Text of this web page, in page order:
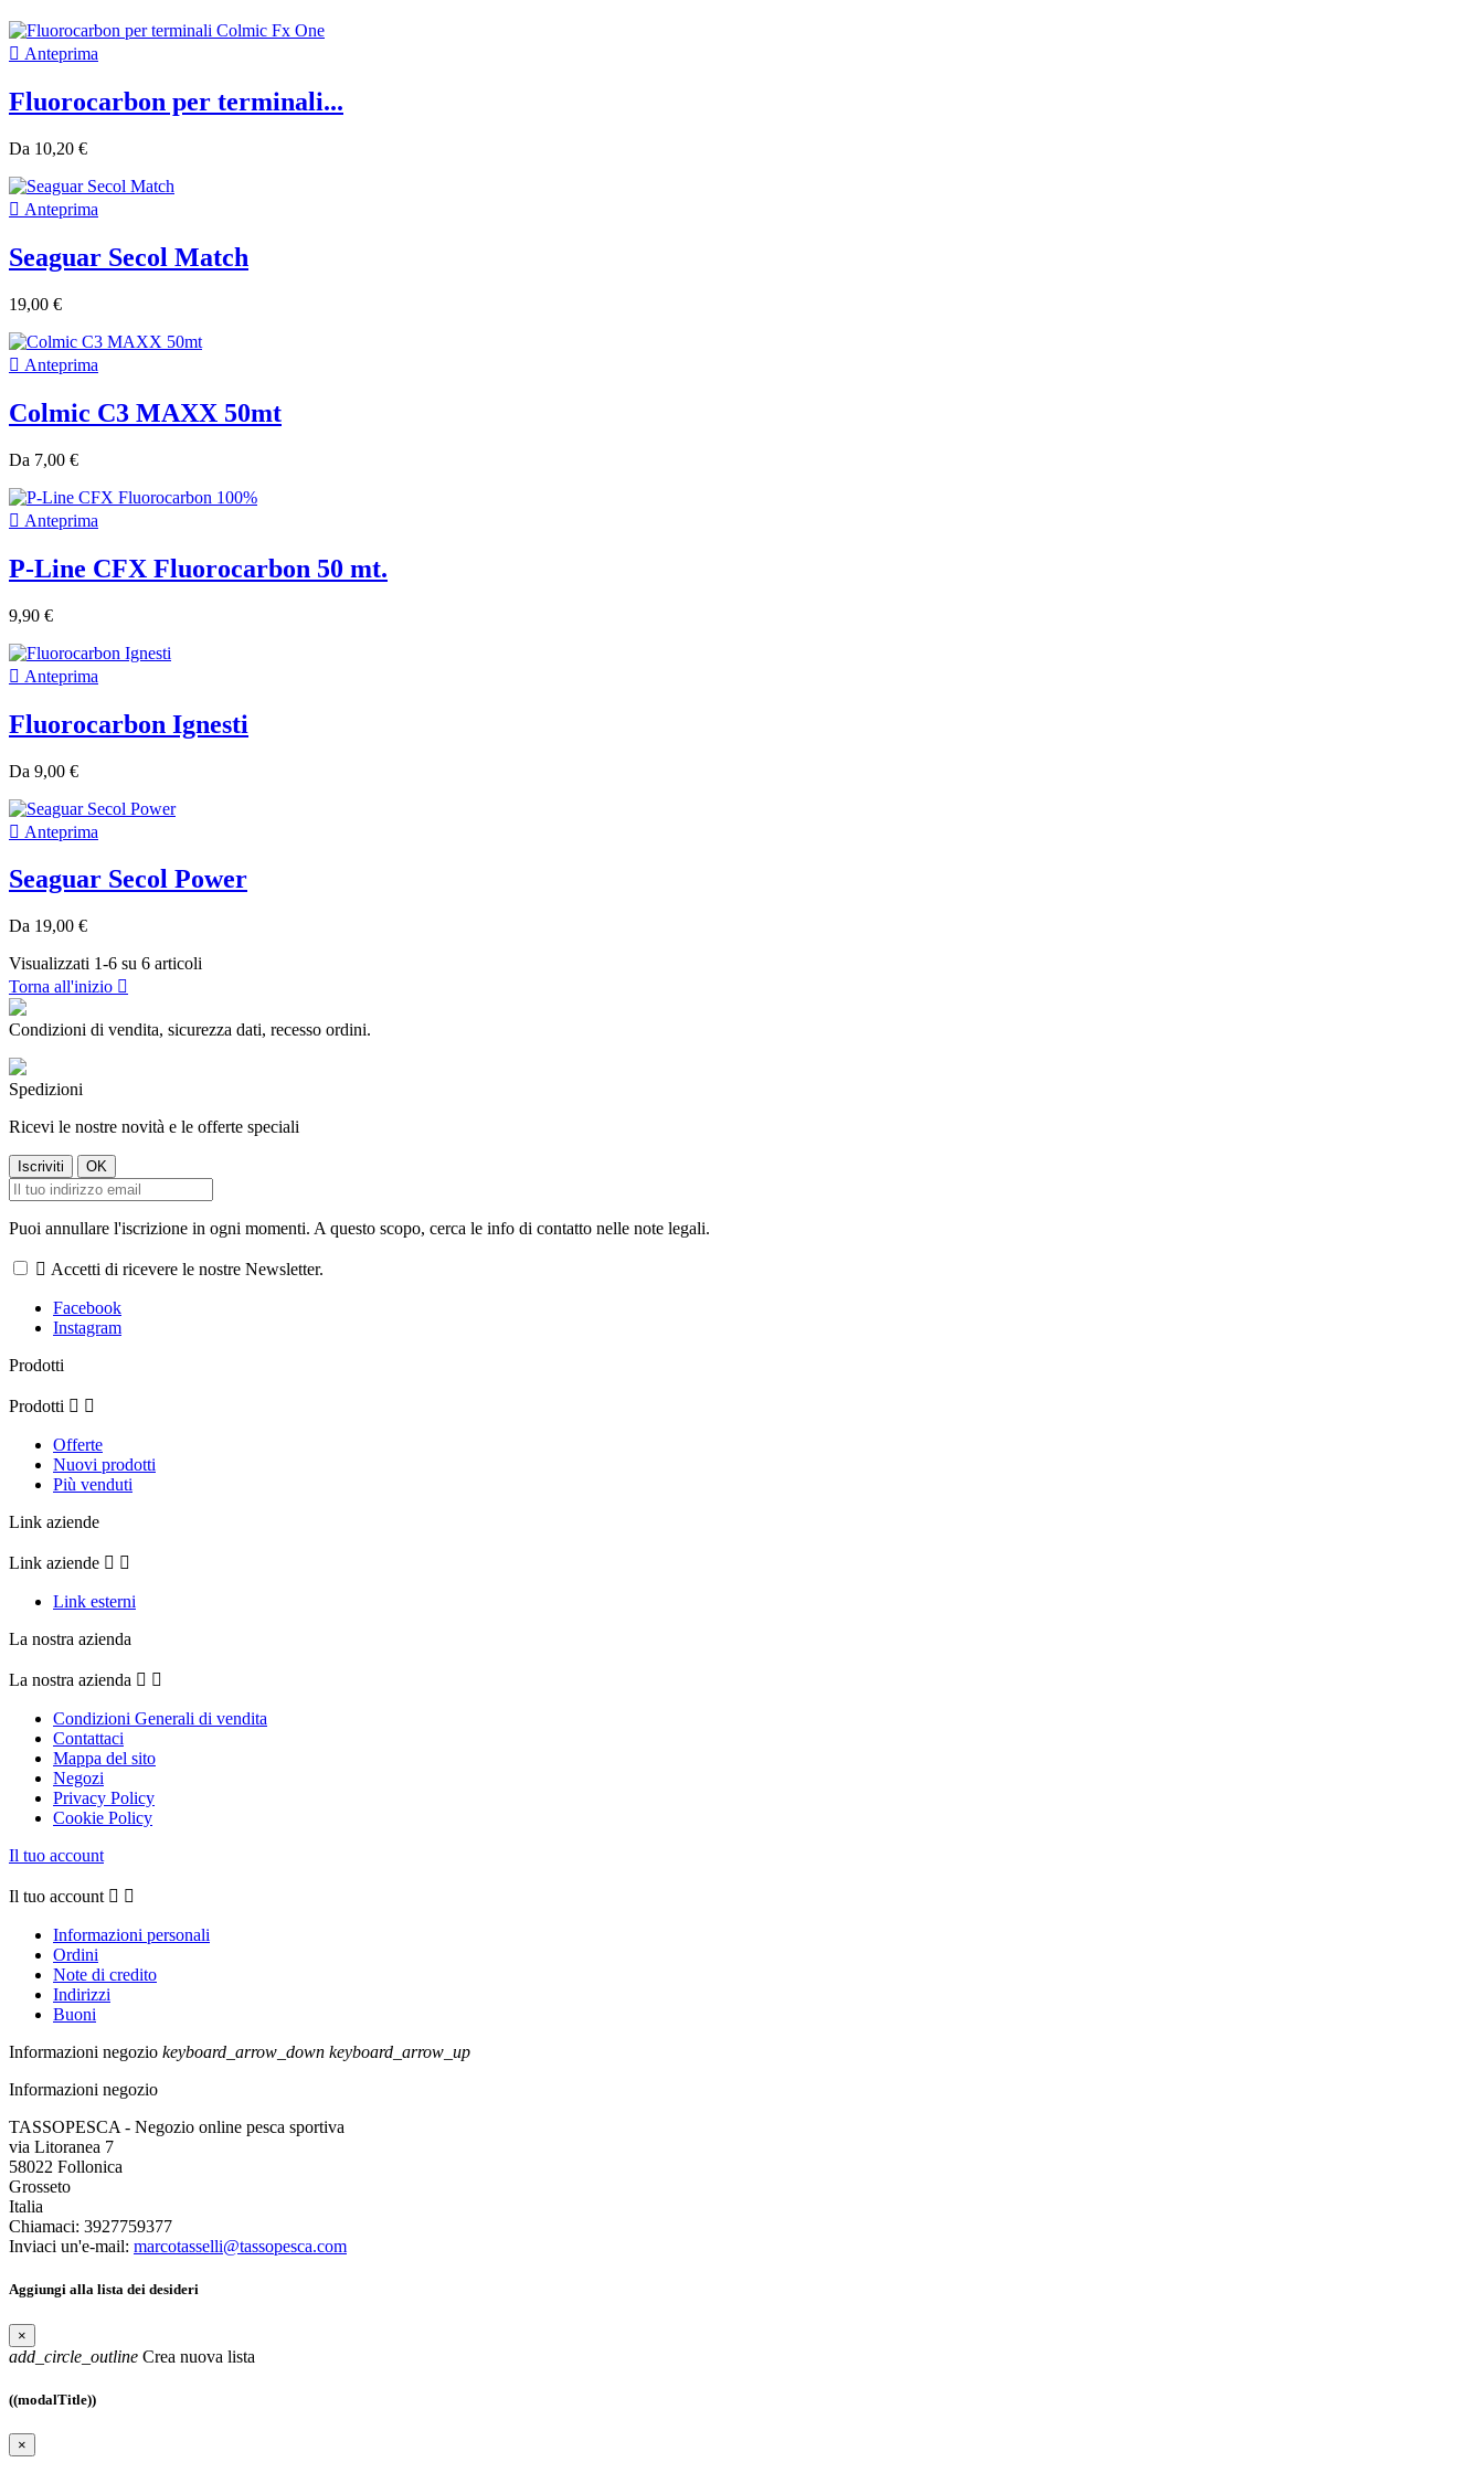
 Anteprima
Fluorocarbon per terminali...
Da 10,20 €
 Anteprima
Seaguar Secol Match
19,00 €
 Anteprima
Colmic C3 MAXX 50mt
Da 7,00 €
 Anteprima
P-Line CFX Fluorocarbon 50 mt.
9,90 €
 Anteprima
Fluorocarbon Ignesti
Da 9,00 €
 Anteprima
Seaguar Secol Power
Da 19,00 €
Visualizzati 1-6 su 6 articoli
Torna all'inizio 
Condizioni di vendita, sicurezza dati, recesso ordini.
Spedizioni
Ricevi le nostre novità e le offerte speciali
Puoi annullare l'iscrizione in ogni momenti. A questo scopo, cerca le info di contatto nelle note legali.
 Accetti di ricevere le nostre Newsletter.
Facebook
Instagram
Prodotti
Prodotti  
Offerte
Nuovi prodotti
Più venduti
Link aziende
Link aziende  
Link esterni
La nostra azienda
La nostra azienda  
Condizioni Generali di vendita
Contattaci
Mappa del sito
Negozi
Privacy Policy
Cookie Policy
Il tuo account
Il tuo account  
Informazioni personali
Ordini
Note di credito
Indirizzi
Buoni
Informazioni negozio keyboard_arrow_down keyboard_arrow_up
Informazioni negozio
TASSOPESCA - Negozio online pesca sportiva
via Litoranea 7
58022 Follonica
Grosseto
Italia
Chiamaci: 3927759377
Inviaci un'e-mail: marcotasselli@tassopesca.com
Aggiungi alla lista dei desideri
×
add_circle_outline Crea nuova lista
((modalTitle))
×